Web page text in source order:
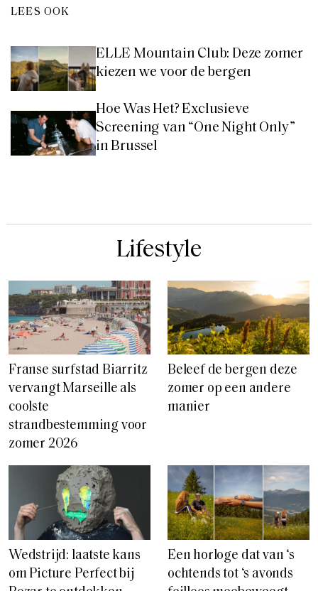
LEES OOK
ELLE Mountain Club: Deze zomer
kiezen we voor de bergen
Hoe Was Het? Exclusieve
Screening van “One Night Only”
in Brussel
Lifestyle
Franse surfstad Biarritz
vervangt Marseille als
coolste
strandbestemming voor
zomer 2026
Beleef de bergen deze
zomer op een andere
manier
Wedstrijd: laatste kans
om Picture Perfect bij
Een horloge dat van ‘s
ochtends tot ‘s avonds